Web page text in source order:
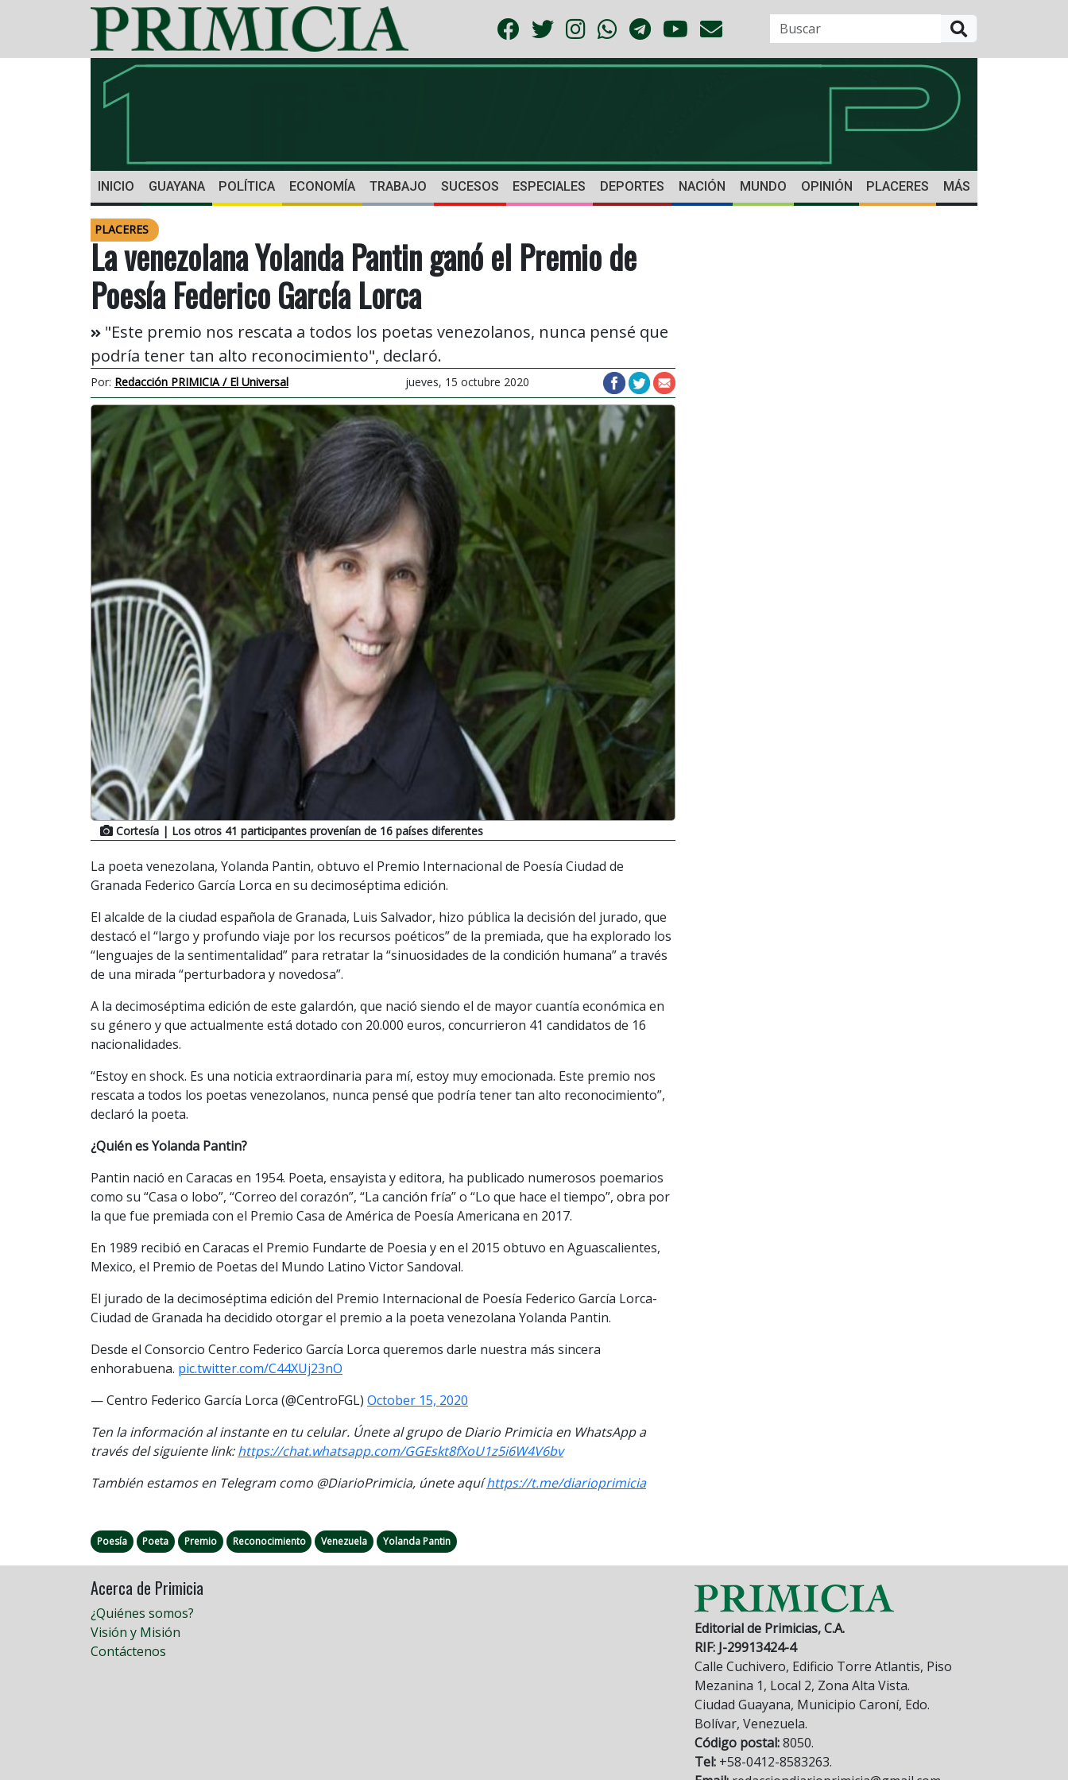
INICIO GUAYANA POLÍTICA ECONOMÍA TRABAJO SUCESOS ESPECIALES DEPORTES NACIÓN MUNDO OPINIÓN PLACERES MÁS
PLACERES
La venezolana Yolanda Pantin ganó el Premio de
Poesía Federico García Lorca
"Este premio nos rescata a todos los poetas venezolanos, nunca pensé que
podría tener tan alto reconocimiento", declaró.
Por: Redacción PRIMICIA / El Universal jueves, 15 octubre 2020
Cortesía | Los otros 41 participantes provenían de 16 países diferentes
La poeta venezolana, Yolanda Pantin, obtuvo el Premio Internacional de Poesía Ciudad de
Granada Federico García Lorca en su decimoséptima edición.
El alcalde de la ciudad española de Granada, Luis Salvador, hizo pública la decisión del jurado, que
destacó el “largo y profundo viaje por los recursos poéticos” de la premiada, que ha explorado los
“lenguajes de la sentimentalidad” para retratar la “sinuosidades de la condición humana” a través
de una mirada “perturbadora y novedosa”.
A la decimoséptima edición de este galardón, que nació siendo el de mayor cuantía económica en
su género y que actualmente está dotado con 20.000 euros, concurrieron 41 candidatos de 16
nacionalidades.
“Estoy en shock. Es una noticia extraordinaria para mí, estoy muy emocionada. Este premio nos
rescata a todos los poetas venezolanos, nunca pensé que podría tener tan alto reconocimiento”,
declaró la poeta.
¿Quién es Yolanda Pantin?
Pantin nació en Caracas en 1954. Poeta, ensayista y editora, ha publicado numerosos poemarios
como su “Casa o lobo”, “Correo del corazón”, “La canción fría” o “Lo que hace el tiempo”, obra por
la que fue premiada con el Premio Casa de América de Poesía Americana en 2017.
En 1989 recibió en Caracas el Premio Fundarte de Poesia y en el 2015 obtuvo en Aguascalientes,
Mexico, el Premio de Poetas del Mundo Latino Victor Sandoval.
El jurado de la decimoséptima edición del Premio Internacional de Poesía Federico García Lorca-
Ciudad de Granada ha decidido otorgar el premio a la poeta venezolana Yolanda Pantin.
Desde el Consorcio Centro Federico García Lorca queremos darle nuestra más sincera
enhorabuena. pic.twitter.com/C44XUj23nO
— Centro Federico García Lorca (@CentroFGL) October 15, 2020
Ten la información al instante en tu celular. Únete al grupo de Diario Primicia en WhatsApp a
través del siguiente link: https://chat.whatsapp.com/GGEskt8fXoU1z5i6W4V6bv
También estamos en Telegram como @DiarioPrimicia, únete aquíhttps://t.me/diarioprimicia
Poesía Poeta Premio Reconocimiento Venezuela Yolanda Pantin
Acerca de Primicia
¿Quiénes somos?
Visión y Misión
Contáctenos
Editorial de Primicias, C.A.
RIF: J-29913424-4
Calle Cuchivero, Edificio Torre Atlantis, Piso
Mezanina 1, Local 2, Zona Alta Vista.
Ciudad Guayana, Municipio Caroní, Edo.
Bolívar, Venezuela.
Código postal:8050.
Tel: +58-0412-8583263.